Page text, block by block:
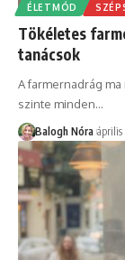
ÉLETMÓD
Tökéletes
tanácsok
A farmernadrág
szinte minden…
Balogh Nóra április